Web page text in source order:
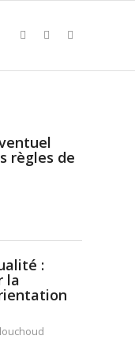
règles de
:
la